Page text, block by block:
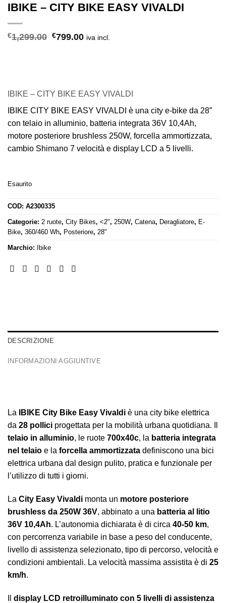
IBIKE – CITY BIKE EASY VIVALDI
€1,299.00 Il
€799.00Iliva incl.
IBIKE – CITY BIKE EASY VIVALDI
IBIKE CITY BIKE EASY VIVALDI è una city e-bike da 28″
con telaio in alluminio, batteria integrata 36V 10,4Ah,
motore posteriore brushless 250W, forcella ammortizzata,
cambio Shimano 7 velocità e display LCD a 5 livelli.
Esaurito
COD: A2300335
Categorie: 2 ruote, City Bikes, <2", 250W, Catena, Deragliatore, E-
Bike, 360/460 Wh, Posteriore, 28"
Marchio: Ibike
DESCRIZIONE
INFORMAZIONI AGGIUNTIVE
La IBIKE City Bike Easy Vivaldi è una city bike elettrica
da 28 pollici progettata per la mobilità urbana quotidiana. Il
telaio in alluminio, le ruote 700x40c, la batteria integrata
nel telaio e la forcella ammortizzata definiscono una bici
elettrica urbana dal design pulito, pratica e funzionale per
l’utilizzo di tutti i giorni.
La City Easy Vivaldi monta un motore posteriore
brushless da 250W 36V, abbinato a una batteria al litio
36V 10,4Ah. L’autonomia dichiarata è di circa 40-50 km,
con percorrenza variabile in base a peso del conducente,
livello di assistenza selezionato, tipo di percorso, velocità e
condizioni ambientali. La velocità massima assistita è di 25
km/h.
display LCD retroilluminato con 5 livelli di assistenza